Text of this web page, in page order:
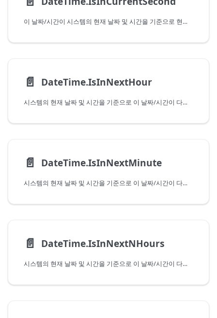
이 날짜/시간이 시스템의 현재 날짜 및 시간을 기준으로 현재 초에 포함되는지 여부를 나타냅니다.
📄️ DateTime.IsInNextHour
시스템의 현재 날짜 및 시간을 기준으로 이 날짜/시간이 다음 시간에 속하는지 여부를 나타냅니다. 현재 시간에 속하는 값을 전달하는 경우 이 함수는 False를 반환합니다.
📄️ DateTime.IsInNextMinute
시스템의 현재 날짜 및 시간을 기준으로 이 날짜/시간이 다음 분에 속하는지 여부를 나타냅니다. 현재 분에 속하는 값을 전달하는 경우 이 함수는 False를 반환합니다.
📄️ DateTime.IsInNextNHours
시스템의 현재 날짜 및 시간을 기준으로 이 날짜/시간이 다음 몇 시간 이내에 속하는지 여부를 나타냅니다. 현재 시간에 속하는 값을 전달하는 경우 이 함수는 False를 반환합니다.